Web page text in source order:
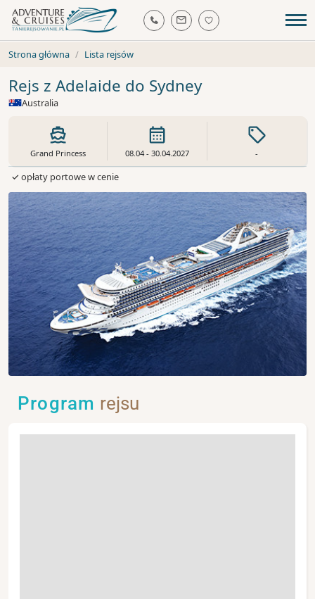
Strona główna Lista rejsów
Rejs z Adelaide do Sydney
Australia
Grand Princess 08.04 - 30.04.2027 -
✓ opłaty portowe w cenie
Program rejsu